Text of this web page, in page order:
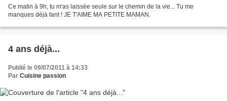
Ce matin à 9h, tu m'as laissée seule sur le chemin de la vie... Tu me
manques déjà tant ! JE T'AIME MA PETITE MAMAN.
4 ans déjà...
Publié le 09/07/2011 à 14:33
Par Cuisine passion